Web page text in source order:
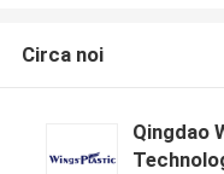
Circa noi
Qingdao